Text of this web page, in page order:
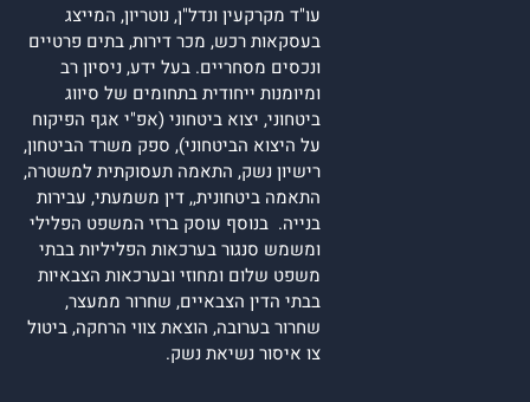
עו"ד מקרקעין ונדל"ן, נוטריון, המייצג
בעסקאות רכש, מכר דירות, בתים פרטיים
ונכסים מסחריים. בעל ידע, ניסיון רב
ומיומנות ייחודית בתחומים של סיווג
ביטחוני, יצוא ביטחוני (אפ"י אגף הפיקוח
על היצוא הביטחוני), ספק משרד הביטחון,
רישיון נשק, התאמה תעסוקתית למשטרה,
התאמה ביטחונית,, דין משמעתי, עבירות
בנייה. בנוסף עוסק ברזי המשפט הפלילי
ומשמש סנגור בערכאות הפליליות בבתי
משפט שלום ומחוזי ובערכאות הצבאיות
בבתי הדין הצבאיים, שחרור ממעצר,
שחרור בערובה, הוצאת צווי הרחקה, ביטול
צו איסור נשיאת נשק.